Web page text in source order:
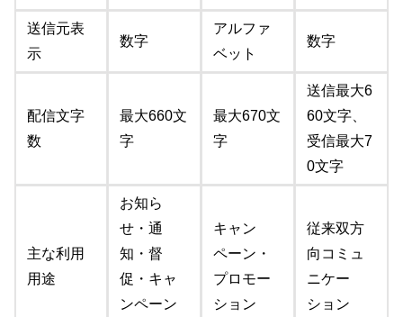
送信元表
示
数字
アルファ
ベット
数字
配信文字
数
最大660文
字
最大670文
字
送信最大6
60文字、
受信最大7
0文字
主な利用
用途
お知ら
せ・通
知・督
促・キャ
ンペーン
キャン
ペーン・
プロモー
ション
従来双方
向コミュ
ニケー
ション